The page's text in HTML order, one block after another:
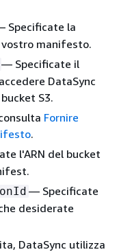
Specificate la
manifesto.
— Specificate il
DataSync
S3.
Fornire
.
l'ARN del bucket
— Specificate
desiderate
DataSync utilizza